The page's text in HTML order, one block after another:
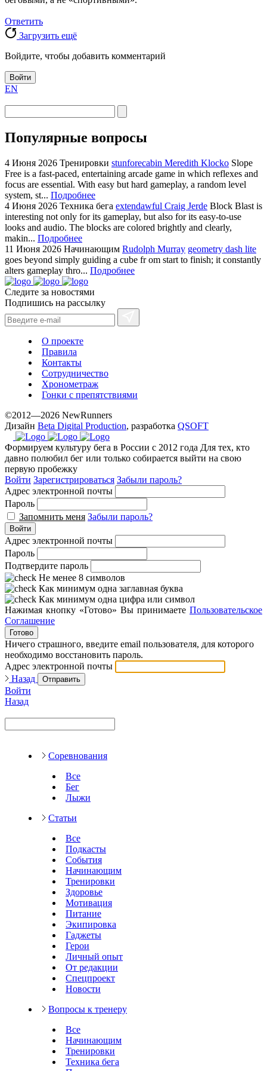
Ответить
Загрузить ещё
Войдите, чтобы добавить комментарий
Войти
EN
Популярные вопросы
4 Июня 2026 Тренировки stunforecabin Meredith Klocko Slope
Free is a fast-paced, entertaining arcade game in which reflexes and
focus are essential. With easy but hard gameplay, a random level
system, st... Подробнее
4 Июня 2026 Техника бега extendawful Craig Jerde Block Blast is
interesting not only for its gameplay, but also for its easy-to-use
looks and audio. The blocks are colored brightly and clearly,
makin... Подробнее
11 Июня 2026 Начинающим Rudolph Murray geometry dash lite
goes beyond simply guiding a cube fr om start to finish; it constantly
alters gameplay thro... Подробнее
Следите за новостями
Подпишись на рассылку
О проекте
Правила
Контакты
Сотрудничество
Хронометраж
Гонки с препятствиями
©2012—2026 NewRunners
Дизайн Beta Digital Production, разработка QSOFT
Формируем культуру бега в России с 2012 года Для тех, кто
давно полюбил бег или только собирается выйти на свою
первую пробежку
Войти Зарегистрироваться Забыли пароль?
Адрес электронной почты
Пароль
Запомнить меня Забыли пароль?
Войти
Адрес электронной почты
Пароль
Подтвердите пароль
Не менее 8 символов
Как минимум одна заглавная буква
Как минимум одна цифра или символ
Нажимая кнопку «Готово» Вы принимаете Пользовательское
Соглашение
Готово
Ничего страшного, введите email пользователя, для которого
необходимо восстановить пароль.
Адрес электронной почты
Назад
Отправить
Войти
Назад
Соревнования
Все
Бег
Лыжи
Статьи
Все
Подкасты
События
Начинающим
Тренировки
Здоровье
Мотивация
Питание
Экипировка
Гаджеты
Герои
Личный опыт
От редакции
Спецпроект
Новости
Вопросы к тренеру
Все
Начинающим
Тренировки
Техника бега